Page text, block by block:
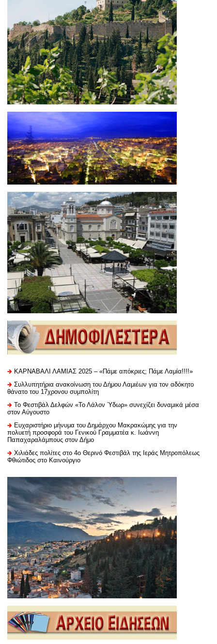
ΚΑΡΝΑΒΑΛΙ ΛΑΜΙΑΣ 2025 – «Πάμε απόκριες; Πάμε Λαμία!!!!»
Συλλυπητήρια ανακοίνωση του Δήμου Λαμιέων για τον αδόκητο
θάνατο του 17χρονου συμπολίτη
Το Φεστιβάλ Δελφών «Το Λάλον Ύδωρ» συνεχίζει δυναμικά μέσα
στον Αύγουστο
Ευχαριστήριo μήνυμα του Δημάρχου Μακρακώμης για την
πολυετή προσφορά του Γενικού Γραμματέα κ. Ιωάννη
Παπαχαραλάμπους στον Δήμο
Χιλιάδες πολίτες στο 4ο Θερινό Φεστιβάλ της Ιεράς Μητροπόλεως
Φθιώτιδος στο Καινούργιο